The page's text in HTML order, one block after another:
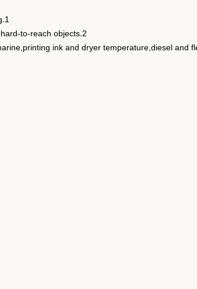
1.This infrared thermometer can provide fast,easy and accuracy temperature reading.
2.With non-contact technology,it can be used to measure the surface temperature of hard-to-reach objects.